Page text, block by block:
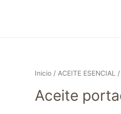
Inicio / ACEITE ESENCIAL
Aceite